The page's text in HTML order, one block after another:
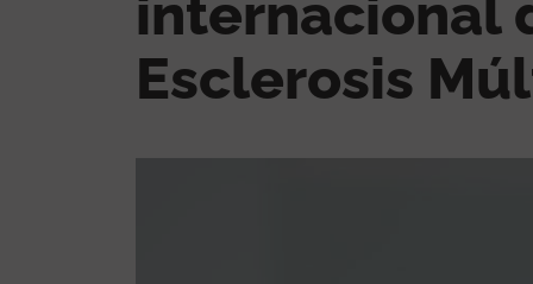
internacional
Esclerosis